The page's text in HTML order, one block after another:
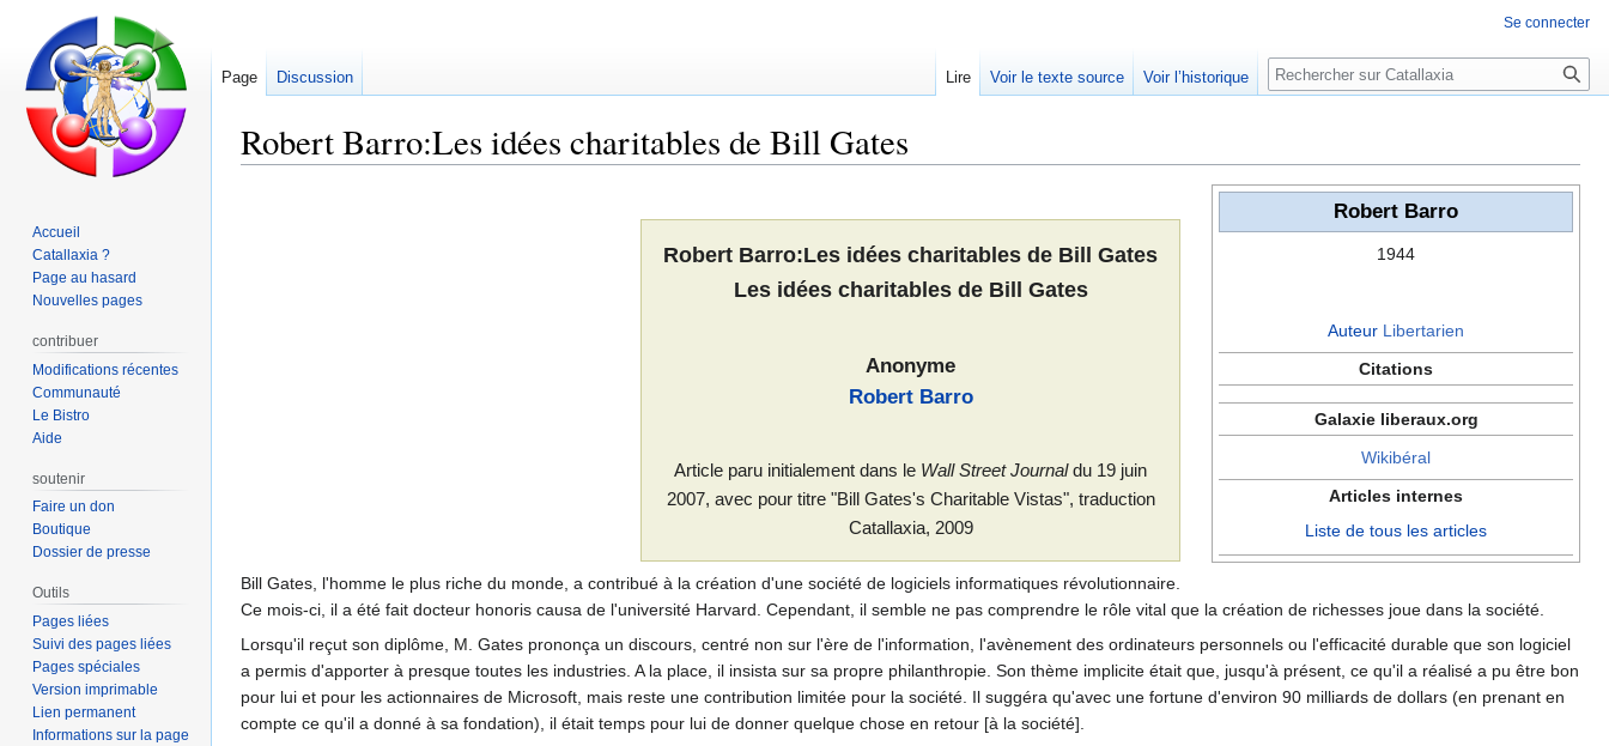
Robert Barro:Les idées charitables de Bill Gates
Robert Barro
1944
Auteur Libertarien
Citations
Galaxie liberaux.org
Wikibéral
Articles internes
Liste de tous les articles
Robert Barro:Les idées charitables de Bill Gates
Les idées charitables de Bill Gates
Anonyme
Robert Barro
Article paru initialement dans le Wall Street Journaldu 19 juin
2007, avec pour titre "Bill Gates's Charitable Vistas", traduction
Catallaxia, 2009
Bill Gates, l'homme le plus riche du monde, a contribué à la création d'une société de logiciels informatiques révolutionnaire.
Ce mois-ci, il a été fait docteur honoris causa de l'université Harvard. Cependant, il semble ne pas comprendre le rôle vital que la création de richesses joue dans la société.
Lorsqu'il reçut son diplôme, M. Gates prononça un discours, centré non sur l'ère de l'information, l'avènement des ordinateurs personnels ou l'efficacité durable que son logiciel
a permis d'apporter à presque toutes les industries. A la place, il insista sur sa propre philanthropie. Son thème implicite était que, jusqu'à présent, ce qu'il a réalisé a pu être bon
pour lui et pour les actionnaires de Microsoft, mais reste une contribution limitée pour la société. Il suggéra qu'avec une fortune d'environ 90 milliards de dollars (en prenant en
compte ce qu'il a donné à sa fondation), il était temps pour lui de donner quelque chose en retour [à la société].
Se connecter
Page Discussion Lire Voir le texte source Voir l’historique Rechercher
Accueil
Catallaxia ?
Page au hasard
Nouvelles pages
contribuer
Modifications récentes
Communauté
Le Bistro
Aide
soutenir
Faire un don
Boutique
Dossier de presse
Outils
Pages liées
Suivi des pages liées
Pages spéciales
Version imprimable
Lien permanent
Informations sur la page